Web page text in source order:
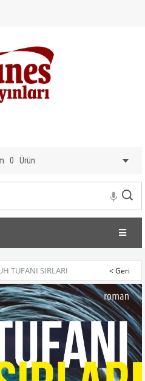
0 Ürün
TUFANI SIRLARI